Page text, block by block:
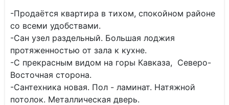
-Продаётся квартира в тихом, спокойном районе
со всеми удобствами.
-Сан узел раздельный. Большая лоджия
протяженностью от зала к кухне.
-С прекрасным видом на горы Кавказа, Северо-
Восточная сторона.
-Сантехника новая. Пол - ламинат. Натяжной
потолок. Металлическая дверь.